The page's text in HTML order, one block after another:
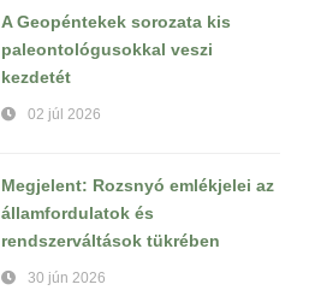
A Geopéntekek sorozata kis
paleontológusokkal veszi
kezdetét
02 júl 2026
Megjelent: Rozsnyó emlékjelei az
államfordulatok és
rendszerváltások tükrében
30 jún 2026